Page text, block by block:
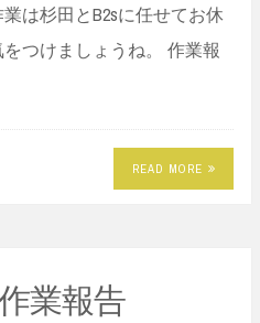
は杉田とB2sに任せてお休
つけましょうね。 作業報
READ MORE
業報告